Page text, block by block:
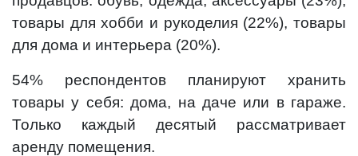
товары для хобби и рукоделия (22%), товары
для дома и интерьера (20%).
54% респондентов планируют хранить
товары у себя: дома, на даче или в гараже.
Только каждый десятый рассматривает
аренду помещения.